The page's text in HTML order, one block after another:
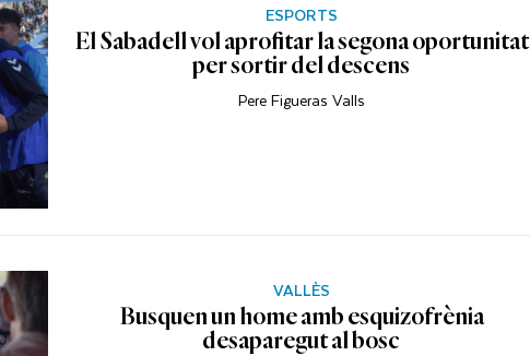
ESPORTS
El Sabadell vol aprofitar la segona oportunitat
per sortir del descens
Pere Figueras Valls
VALLÈS
Busquen un home amb esquizofrènia
desaparegut al bosc